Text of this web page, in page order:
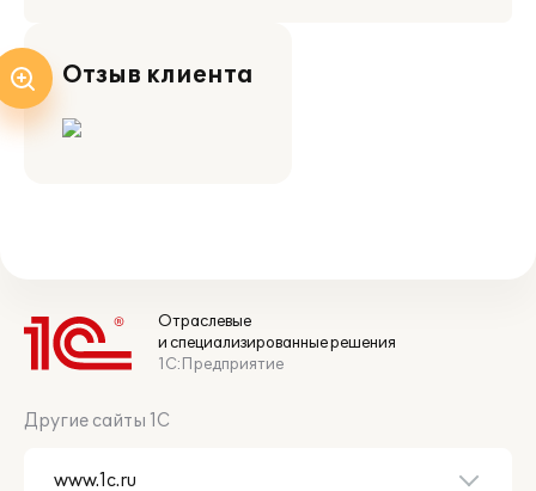
Отзыв клиента
Отраслевые
и специализированные решения
1С:Предприятие
Другие сайты 1С